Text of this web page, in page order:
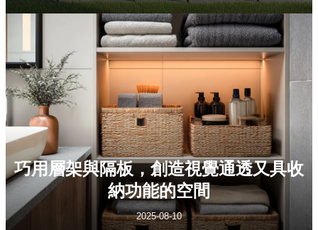
巧用層架與隔板，創造視覺通透又具收
納功能的空間
2025-08-10